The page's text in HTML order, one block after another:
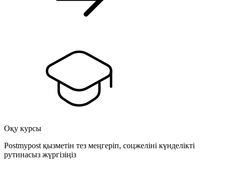
Оқу курсы
Postmypost қызметін тез меңгеріп, соцжеліні күнделікті
рутинасыз жүргізіңіз